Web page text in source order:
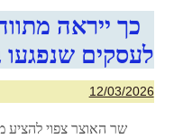
כך ייראה
לעסקים
12/03/2026
שר האוצר צפוי להציע